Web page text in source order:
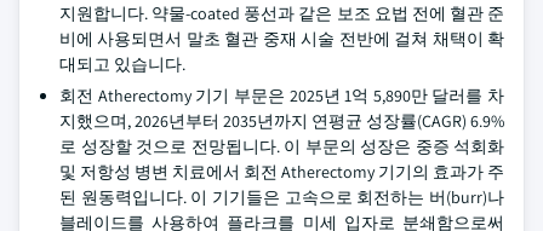
지원합니다. 약물-coated 풍선과 같은 보조 요법 전에 혈관 준
비에 사용되면서 말초 혈관 중재 시술 전반에 걸쳐 채택이 확
대되고 있습니다.
회전 Atherectomy 기기 부문은 2025년 1억 5,890만 달러를 차
지했으며, 2026년부터 2035년까지 연평균 성장률(CAGR) 6.9%
로 성장할 것으로 전망됩니다. 이 부문의 성장은 중증 석회화
및 저항성 병변 치료에서 회전 Atherectomy 기기의 효과가 주
된 원동력입니다. 이 기기들은 고속으로 회전하는 버(burr)나
블레이드를 사용하여 플라크를 미세 입자로 분쇄함으로써